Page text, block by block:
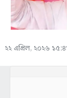
২২ এপ্রিল, ২০২৬